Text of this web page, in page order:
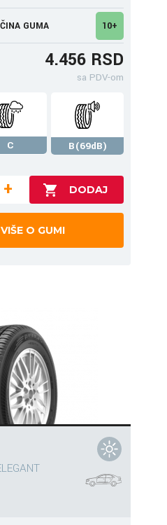
GUMA 10+
4.456 RSD
sa PDV-om
C
B(69dB)
+
O GUMI